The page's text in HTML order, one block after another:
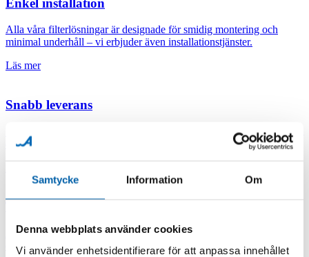
Samtycke Information Om
Denna webbplats använder cookies
Vi använder enhetsidentifierare för att anpassa innehållet
Alla våra filterlösningar är designade för smidig montering och
minimal underhåll – vi erbjuder även installationstjänster.
Läs mer
Snabb leverans
Vi skickar direkt från vårt lager – ditt nya filter är oftast hos dig inom
en vecka så du snabbt får rent vatten.
Alla leveranser är försäkrade och packade för säker transport – vi
ersätter kostnadsfritt vid skada.